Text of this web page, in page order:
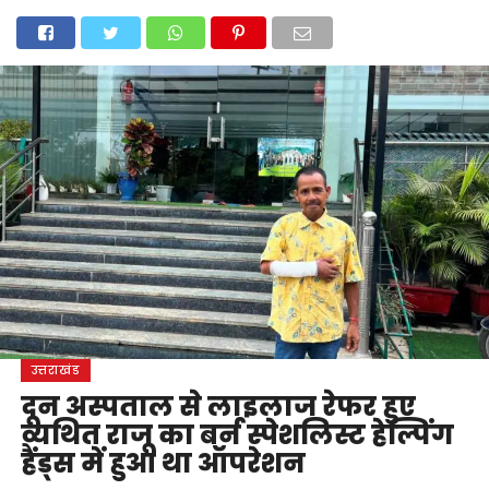
उत्तराखंडअल्मोड़ाउत्तरकाशीउधम सिंह नगरचंपावतचमोली
टिहरी गढ़वाल
देहरादूननैनीताल पिथौरागढ़पौड़ी गढ़वालबागेश्वररुद्रप्रयाग हरिद्वारदेशदुनिया
मनोरंजन
उत्तराखंड
दून अस्पताल से लाइलाज रेफर हुए
व्यथित राजू का बर्न स्पेशलिस्ट हेल्पिंग
हैंड्स में हुआ था ऑपरेशन